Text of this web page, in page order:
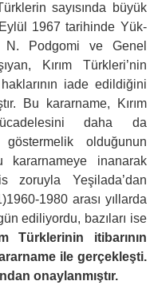
sayısında büyük
1967 tarihinde Yük­
N. Podgomi ve Genel
Kırım Türkleri’nin
ia­de edildiğini
Bu kararname, Kırım
daha da
olduğunun
kararnameye inanarak
zoruyla Yeşilada’dan
1980 arası yıllarda
ediliyordu, bazıları ise
Türklerinin itibarının
ile gerçekleşti.
onaylanmıştır.